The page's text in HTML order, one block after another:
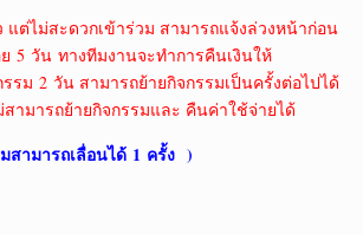
แต่ไม่สะดวกเข้าร่วม สามารถแจ้งล่วงหน้าก่อน
5 วัน ทางทีมงานจะทำการคืนเงินให้
รม 2 วัน สามารถย้ายกิจกรรมเป็นครั้งต่อไปได้
ามารถย้ายกิจกรรมและ คืนค่าใช้จ่ายได้
สามารถเลื่อนได้ 1 ครั้ง )